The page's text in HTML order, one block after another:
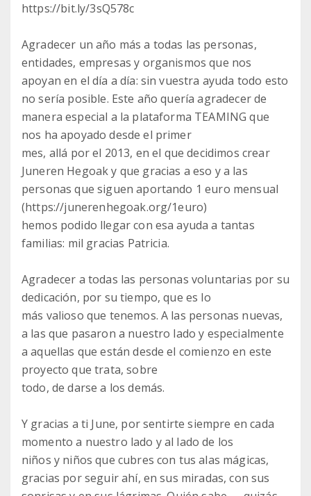
https://bit.ly/3sQ578c
Agradecer un año más a todas las personas,
entidades, empresas y organismos que nos
apoyan en el día a día: sin vuestra ayuda todo esto
no sería posible. Este año quería agradecer de
manera especial a la plataforma TEAMING que
nos ha apoyado desde el primer
mes, allá por el 2013, en el que decidimos crear
Juneren Hegoak y que gracias a eso y a las
personas que siguen aportando 1 euro mensual
(https://junerenhegoak.org/1euro)
hemos podido llegar con esa ayuda a tantas
familias: mil gracias Patricia.
Agradecer a todas las personas voluntarias por su
dedicación, por su tiempo, que es lo
más valioso que tenemos. A las personas nuevas,
a las que pasaron a nuestro lado y especialmente
a aquellas que están desde el comienzo en este
proyecto que trata, sobre
todo, de darse a los demás.
Y gracias a ti June, por sentirte siempre en cada
momento a nuestro lado y al lado de los
niños y niños que cubres con tus alas mágicas,
gracias por seguir ahí, en sus miradas, con sus